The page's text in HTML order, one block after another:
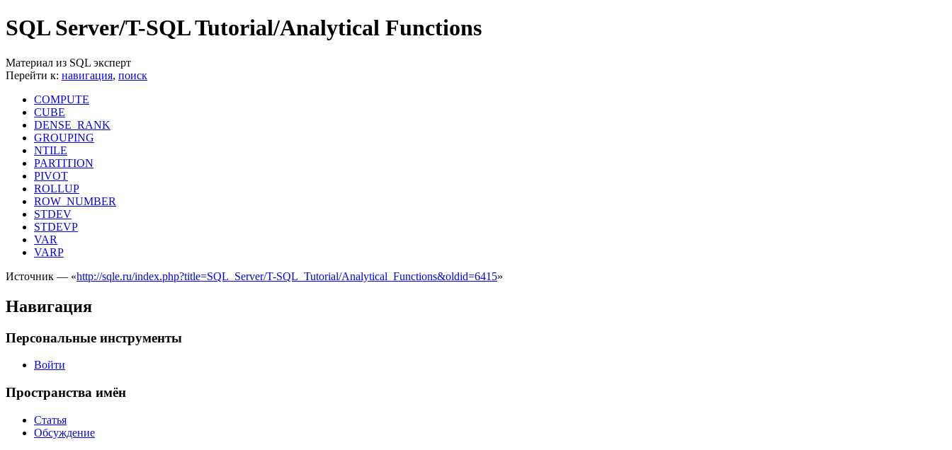
SQL Server/T-SQL Tutorial/Analytical Functions
Материал из SQL эксперт
Перейти к: навигация, поиск
COMPUTE
CUBE
DENSE_RANK
GROUPING
NTILE
PARTITION
PIVOT
ROLLUP
ROW_NUMBER
STDEV
STDEVP
VAR
VARP
Источник — «http://sqle.ru/index.php?title=SQL_Server/T-SQL_Tutorial/Analytical_Functions&oldid=6415»
Навигация
Персональные инструменты
Войти
Пространства имён
Статья
Обсуждение